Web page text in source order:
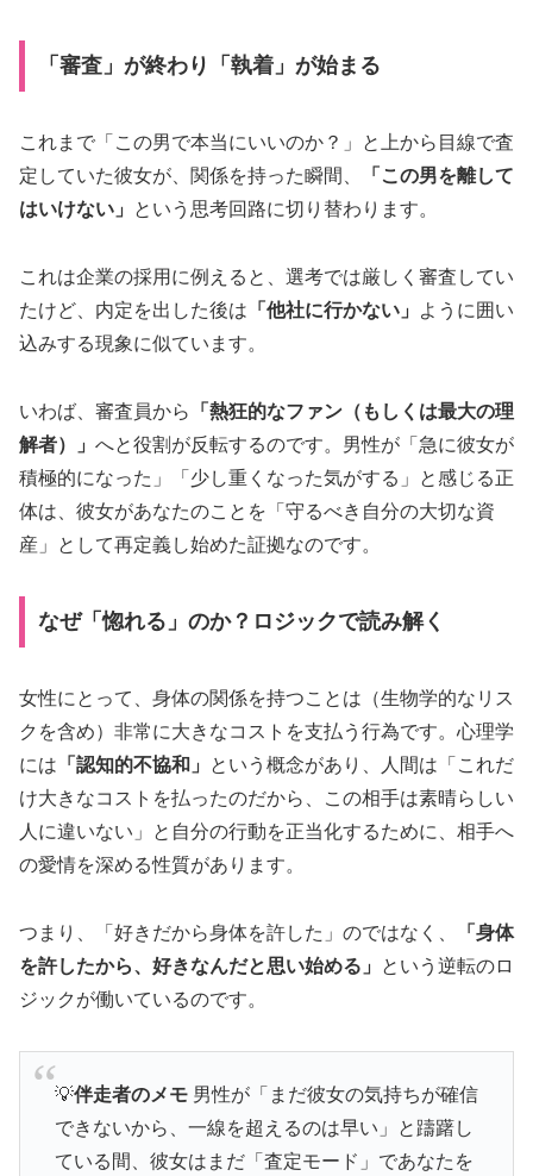
「審査」が終わり「執着」が始まる
これまで「この男で本当にいいのか？」と上から目線で査
定していた彼女が、関係を持った瞬間、
「この男を離して
はいけない」
という思考回路に切り替わります。
これは企業の採用に例えると、選考では厳しく審査してい
たけど、内定を出した後は 「他社に行かない」
ように囲い
込みする現象に似ています。
いわば、審査員から
「熱狂的なファン（もしくは最大の理
解者）」 へと役割が反転するのです。男性が「急に彼女が
積極的になった」「少し重くなった気がする」と感じる正
体は、彼女があなたのことを「守るべき自分の大切な資
産」として再定義し始めた証拠なのです。
なぜ「惚れる」のか？ロジックで読み解く
女性にとって、身体の関係を持つことは（生物学的なリス
クを含め）非常に大きなコストを支払う行為です。心理学
には 「認知的不協和」
という概念があり、人間は「これだ
け大きなコストを払ったのだから、この相手は素晴らしい
人に違いない」と自分の行動を正当化するために、相手へ
の愛情を深める性質があります。
つまり、「好きだから身体を許した」のではなく、
「身体
を許したから、好きなんだと思い始める」
という逆転のロ
ジックが働いているのです。
💡伴走者のメモ男性が「まだ彼女の気持ちが確信
できないから、一線を超えるのは早い」と躊躇し
ている間、彼女はまだ「査定モード」であなたを